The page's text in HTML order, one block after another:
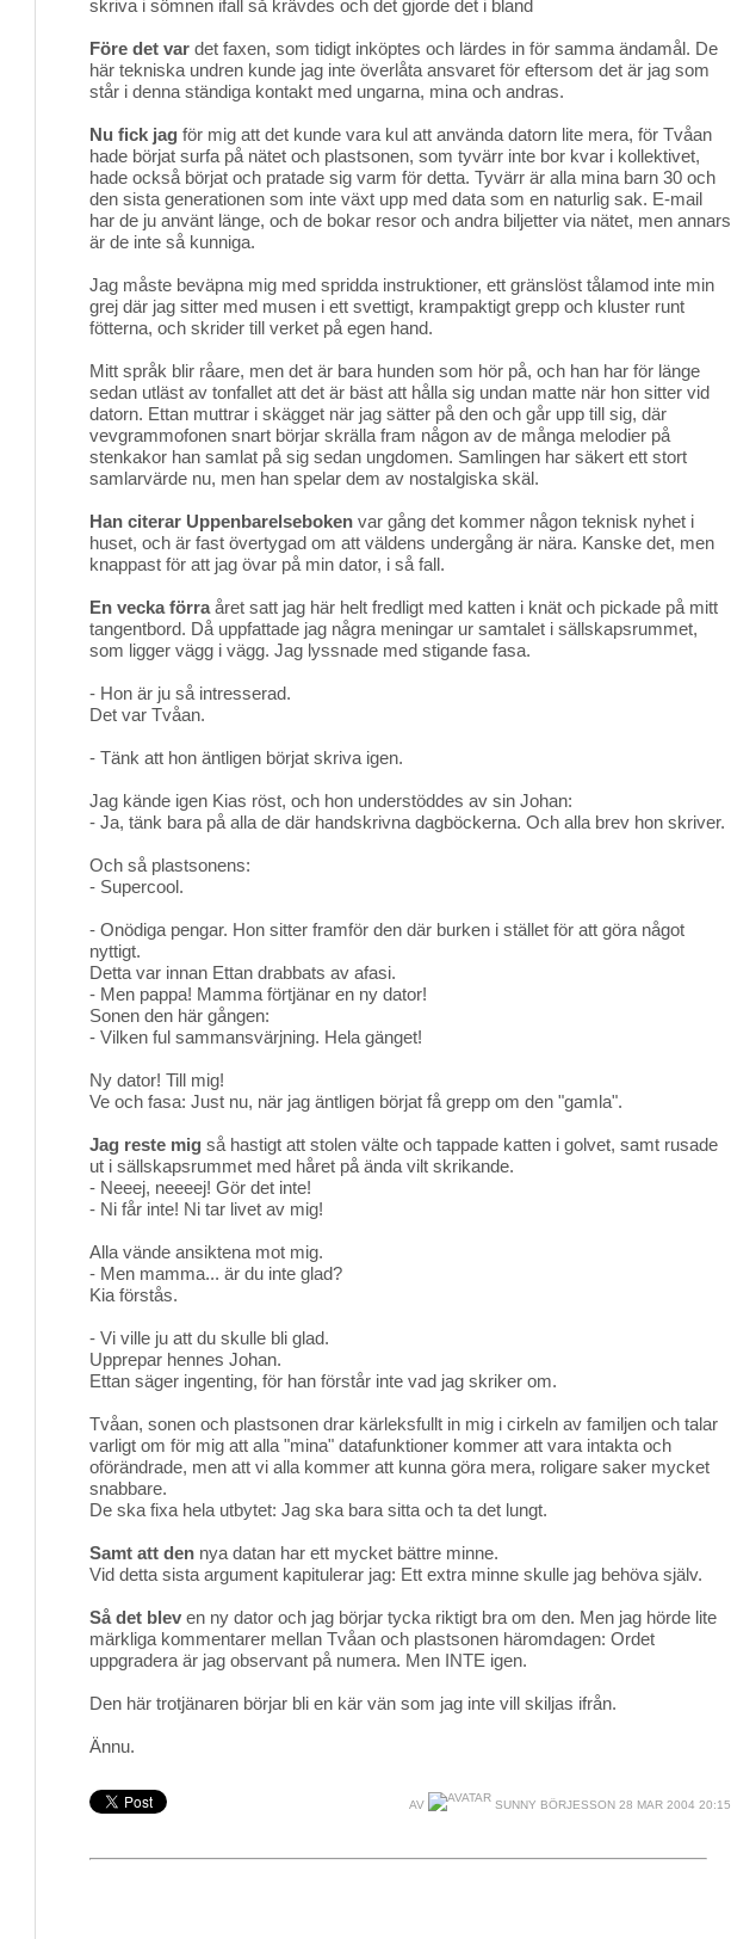
skriva i sömnen ifall så krävdes och det gjorde det i bland
Före det var det faxen, som tidigt inköptes och lärdes in för samma ändamål. De
här tekniska undren kunde jag inte överlåta ansvaret för eftersom det är jag som
står i denna ständiga kontakt med ungarna, mina och andras.
Nu fick jag för mig att det kunde vara kul att använda datorn lite mera, för Tvåan
hade börjat surfa på nätet och plastsonen, som tyvärr inte bor kvar i kollektivet,
hade också börjat och pratade sig varm för detta. Tyvärr är alla mina barn 30 och
den sista generationen som inte växt upp med data som en naturlig sak. E-mail
har de ju använt länge, och de bokar resor och andra biljetter via nätet, men annars
är de inte så kunniga.
Jag måste beväpna mig med spridda instruktioner, ett gränslöst tålamod inte min
grej där jag sitter med musen i ett svettigt, krampaktigt grepp och kluster runt
fötterna, och skrider till verket på egen hand.
Mitt språk blir råare, men det är bara hunden som hör på, och han har för länge
sedan utläst av tonfallet att det är bäst att hålla sig undan matte när hon sitter vid
datorn. Ettan muttrar i skägget när jag sätter på den och går upp till sig, där
vevgrammofonen snart börjar skrälla fram någon av de många melodier på
stenkakor han samlat på sig sedan ungdomen. Samlingen har säkert ett stort
samlarvärde nu, men han spelar dem av nostalgiska skäl.
Han citerar Uppenbarelseboken var gång det kommer någon teknisk nyhet i
huset, och är fast övertygad om att väldens undergång är nära. Kanske det, men
knappast för att jag övar på min dator, i så fall.
En vecka förraåret satt jag här helt fredligt med katten i knät och pickade på mitt
tangentbord. Då uppfattade jag några meningar ur samtalet i sällskapsrummet,
som ligger vägg i vägg. Jag lyssnade med stigande fasa.
- Hon är ju så intresserad.
Det var Tvåan.
- Tänk att hon äntligen börjat skriva igen.
Jag kände igen Kias röst, och hon understöddes av sin Johan:
- Ja, tänk bara på alla de där handskrivna dagböckerna. Och alla brev hon skriver.
Och så plastsonens:
- Supercool.
- Onödiga pengar. Hon sitter framför den där burken i stället för att göra något
nyttigt.
Detta var innan Ettan drabbats av afasi.
- Men pappa! Mamma förtjänar en ny dator!
Sonen den här gången:
- Vilken ful sammansvärjning. Hela gänget!
Ny dator! Till mig!
Ve och fasa: Just nu, när jag äntligen börjat få grepp om den "gamla".
Jag reste mig så hastigt att stolen välte och tappade katten i golvet, samt rusade
ut i sällskapsrummet med håret på ända vilt skrikande.
- Neeej, neeeej! Gör det inte!
- Ni får inte! Ni tar livet av mig!
Alla vände ansiktena mot mig.
- Men mamma... är du inte glad?
Kia förstås.
- Vi ville ju att du skulle bli glad.
Upprepar hennes Johan.
Ettan säger ingenting, för han förstår inte vad jag skriker om.
Tvåan, sonen och plastsonen drar kärleksfullt in mig i cirkeln av familjen och talar
varligt om för mig att alla "mina" datafunktioner kommer att vara intakta och
oförändrade, men att vi alla kommer att kunna göra mera, roligare saker mycket
snabbare.
De ska fixa hela utbytet: Jag ska bara sitta och ta det lungt.
Samt att den nya datan har ett mycket bättre minne.
Vid detta sista argument kapitulerar jag: Ett extra minne skulle jag behöva själv.
Så det blev en ny dator och jag börjar tycka riktigt bra om den. Men jag hörde lite
märkliga kommentarer mellan Tvåan och plastsonen häromdagen: Ordet
uppgradera är jag observant på numera. Men INTE igen.
Den här trotjänaren börjar bli en kär vän som jag inte vill skiljas ifrån.
Ännu.
AV SUNNY BÖRJESSON 28 MAR 2004 20:15